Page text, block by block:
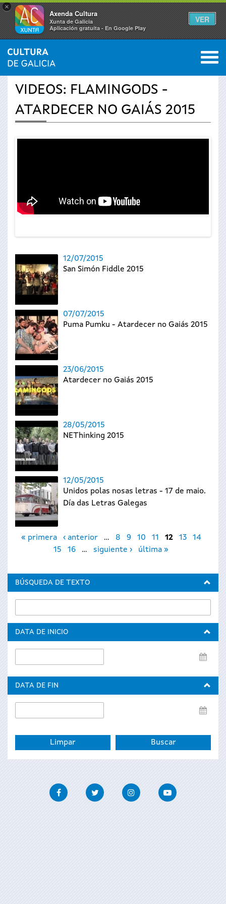
×
Axenda Cultura
Xunta de Galicia
Aplicación gratuíta - En Google Play
VER
Se
usted
INICIO › ACTUALIDAD 0
VIDEOS: FLAMINGODS -
ATARDECER NO GAIÁS 2015
12/07/2015
San Simón Fiddle 2015
07/07/2015
Puma Pumku - Atardecer no Gaiás 2015
23/06/2015
Atardecer no Gaiás 2015
28/05/2015
NEThinking 2015
12/05/2015
Unidos polas nosas letras - 17 de maio.
Día das Letras Galegas
Páginas
« primera ‹ anterior … 8 9 10 11 12 13
14
15
16 … siguiente › última »
BÚSQUEDA DE TEXTO
DATA DE INICIO
de
DATA DE FIN
de
FacebookTwitter InstagramYoutube